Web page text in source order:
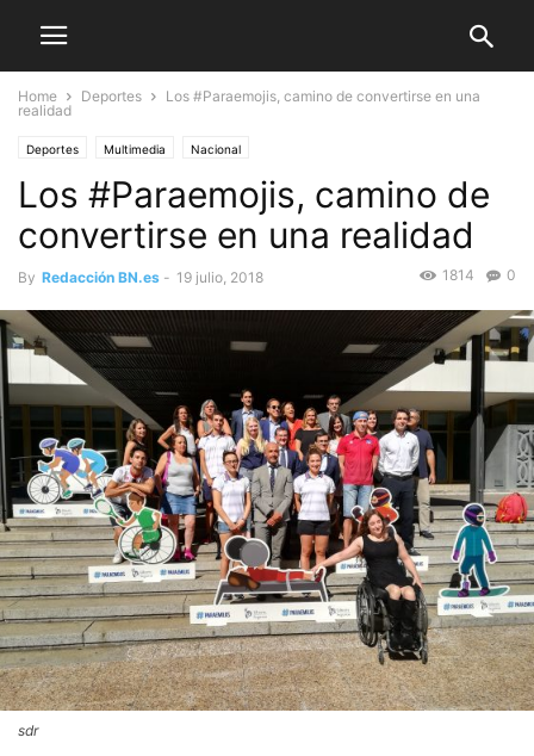
Home Deportes
Los #Paraemojis, camino de convertirse en una
realidad
Deportes Multimedia Nacional
Los #Paraemojis, camino de
convertirse en una realidad
By Redacción BN.es - 19 julio, 2018 0
1814
sdr